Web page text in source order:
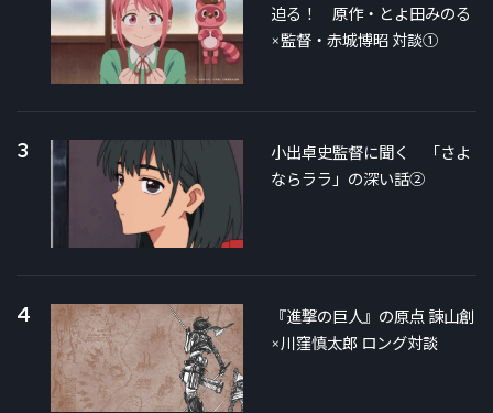
迫る！ 原作・とよ田みのる
×監督・赤城博昭 対談①
3
小出卓史監督に聞く 「さよ
ならララ」の深い話②
4
『進撃の巨人』の原点 諫山創
×川窪慎太郎 ロング対談